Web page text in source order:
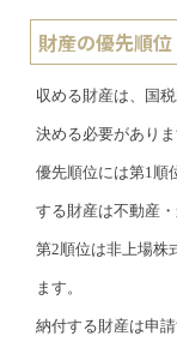
財産の優先順位
収める財産は、国
決める必要がありま
優先順位には第1順
する財産は不動産
第2順位は非上場株
ます。
納付する財産は申